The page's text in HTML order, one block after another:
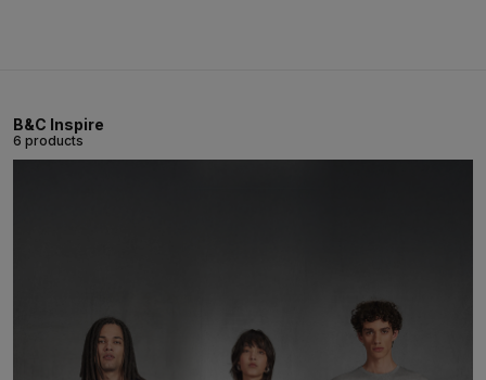
B&C Inspire
6 products